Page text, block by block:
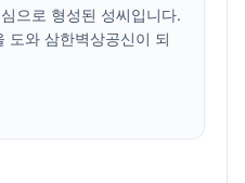
으로 형성된 성씨입니다.
도와 삼한벽상공신이 되